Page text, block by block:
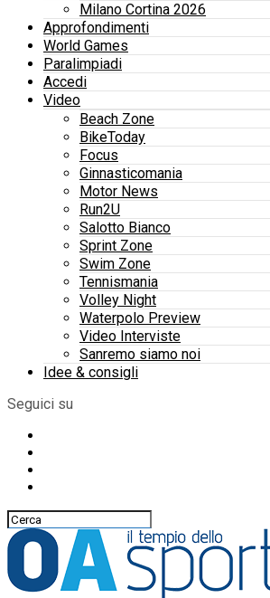
Milano Cortina 2026
Approfondimenti
World Games
Paralimpiadi
Accedi
Video
Beach Zone
BikeToday
Focus
Ginnasticomania
Motor News
Run2U
Salotto Bianco
Sprint Zone
Swim Zone
Tennismania
Volley Night
Waterpolo Preview
Video Interviste
Sanremo siamo noi
Idee & consigli
Seguici su